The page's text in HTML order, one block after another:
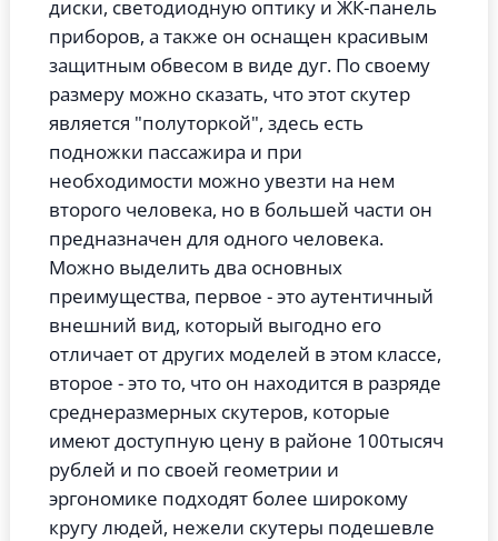
диски, светодиодную оптику и ЖК-панель
приборов, а также он оснащен красивым
защитным обвесом в виде дуг. По своему
размеру можно сказать, что этот скутер
является "полуторкой", здесь есть
подножки пассажира и при
необходимости можно увезти на нем
второго человека, но в большей части он
предназначен для одного человека.
Можно выделить два основных
преимущества, первое - это аутентичный
внешний вид, который выгодно его
отличает от других моделей в этом классе,
второе - это то, что он находится в разряде
среднеразмерных скутеров, которые
имеют доступную цену в районе 100тысяч
рублей и по своей геометрии и
эргономике подходят более широкому
кругу людей, нежели скутеры подешевле